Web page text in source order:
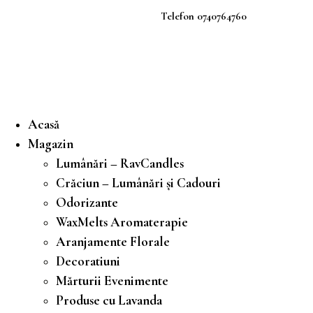
Telefon 0740764760
Acasă
Magazin
Lumânări – RavCandles
Crăciun – Lumânări și Cadouri
Odorizante
WaxMelts Aromaterapie
Aranjamente Florale
Decoratiuni
Mărturii Evenimente
Produse cu Lavanda